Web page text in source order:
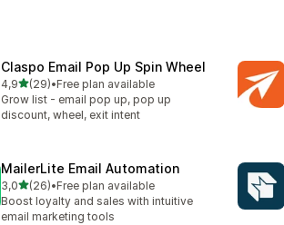
Claspo Email Pop Up Spin Wheel
4,9na 5 gwiazdek
(29)
Łączna liczba recenzji: 29
•Free plan available
Grow list - email pop up, pop up
discount, wheel, exit intent
MailerLite Email Automation
3,0na 5 gwiazdek
(26)
Łączna liczba recenzji: 26
•Free plan available
Boost loyalty and sales with intuitive
email marketing tools